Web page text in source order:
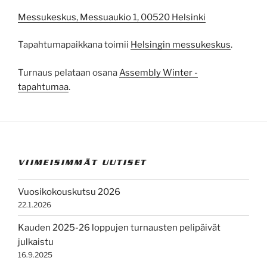
Messukeskus, Messuaukio 1, 00520 Helsinki
Tapahtumapaikkana toimii Helsingin messukeskus.
Turnaus pelataan osanaAssembly Winter -
tapahtumaa.
VIIMEISIMMÄT UUTISET
Vuosikokouskutsu 2026
22.1.2026
Kauden 2025-26 loppujen turnausten pelipäivät
julkaistu
16.9.2025